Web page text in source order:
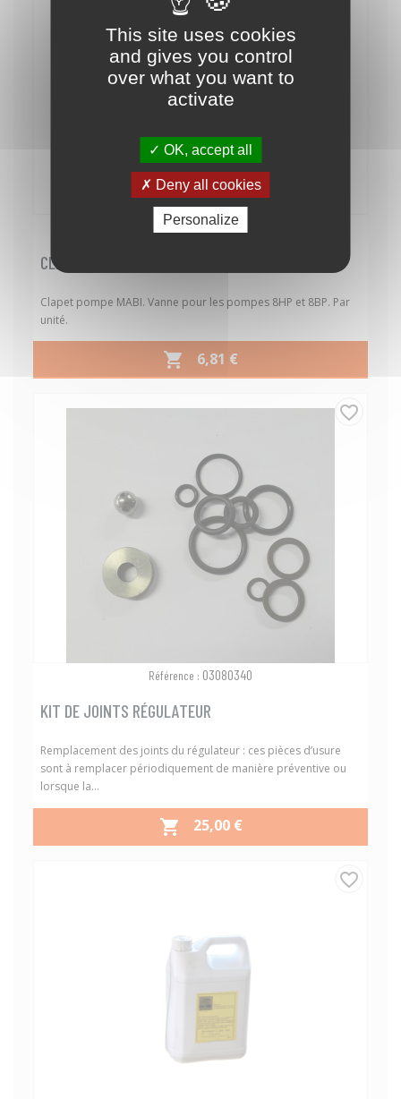
Référence : 03080111
CLAPET POMPE MABI
Clapet pompe MABI. Vanne pour les pompes 8HP et 8BP. Par
unité.
 PRIX
6,81 €
Référence : 03080340
KIT DE JOINTS RÉGULATEUR
Remplacement des joints du régulateur : ces pièces d’usure
sont à remplacer périodiquement de manière préventive ou
lorsque la...
 PRIX
25,00 €
favorite_border
favorite_border
This site uses cookies
and gives you control
over what you want to
activate
OK, accept all
Deny all cookies
Personalize